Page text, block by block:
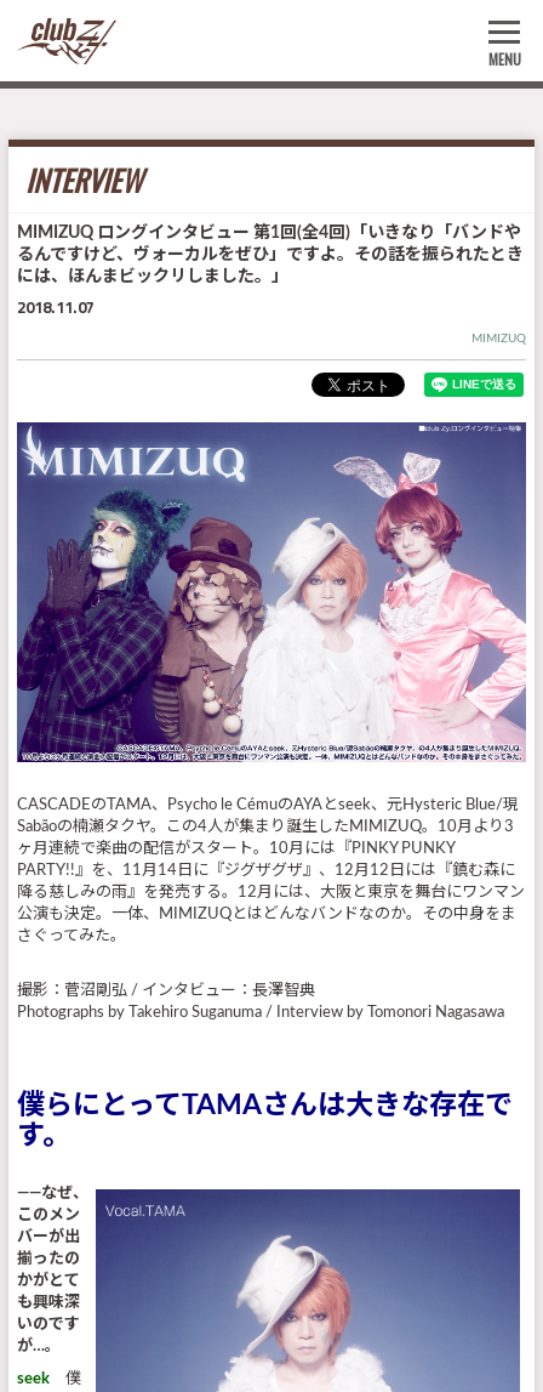
MENU
INTERVIEW
MIMIZUQ ロングインタビュー 第1回(全4回)「いきなり「バンドや
るんですけど、ヴォーカルをぜひ」ですよ。その話を振られたとき
には、ほんまビックリしました。」
2018.11.07
MIMIZUQ
CASCADEのTAMA、Psycho le CémuのAYAとseek、元Hysteric Blue/現
Sabãoの楠瀬タクヤ。この4人が集まり誕生したMIMIZUQ。10月より3
ヶ月連続で楽曲の配信がスタート。10月には『PINKY PUNKY
PARTY!!』を、11月14日に『ジグザグザ』、12月12日には『鎮む森に
降る慈しみの雨』を発売する。12月には、大阪と東京を舞台にワンマン
公演も決定。一体、MIMIZUQとはどんなバンドなのか。その中身をま
さぐってみた。
撮影：菅沼剛弘 / インタビュー：長澤智典
Photographs by Takehiro Suganuma / Interview by Tomonori Nagasawa
僕らにとってTAMAさんは大きな存在で
す。
――なぜ、
このメン
バーが出
揃ったの
かがとて
も興味深
いのです
が…。
seek 僕